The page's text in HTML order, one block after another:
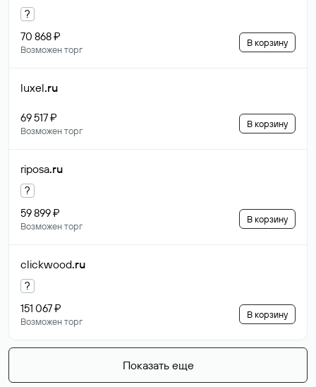
?
70 868 ₽
Возможен торг
В корзину
luxel.ru
69 517 ₽
Возможен торг
В корзину
riposa.ru
?
59 899 ₽
Возможен торг
В корзину
clickwood.ru
?
151 067 ₽
Возможен торг
В корзину
Показать еще